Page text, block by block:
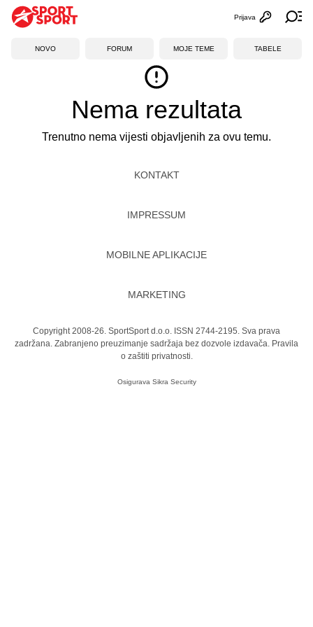
Otvori
Prijava
NOVO FORUM MOJE TEME TABELE
Nema rezultata
Trenutno nema vijesti objavljenih za ovu temu.
KONTAKT
IMPRESSUM
MOBILNE APLIKACIJE
MARKETING
Copyright 2008-26. SportSport d.o.o. ISSN 2744-2195. Sva prava
zadržana. Zabranjeno preuzimanje sadržaja bez dozvole izdavača. Pravila
o zaštiti privatnosti.
Osigurava Sikra Security